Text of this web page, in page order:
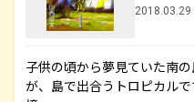
2018.03.29
子供の頃から夢見ていた南
が、島で出合うトロピカル